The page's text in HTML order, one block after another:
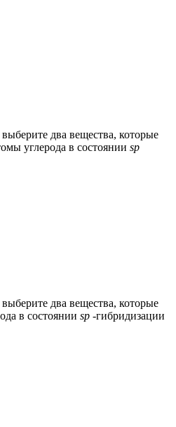
два вещества, которые
углерода в состоянии sp
два вещества, которые
в состоянии sp -гибридизации